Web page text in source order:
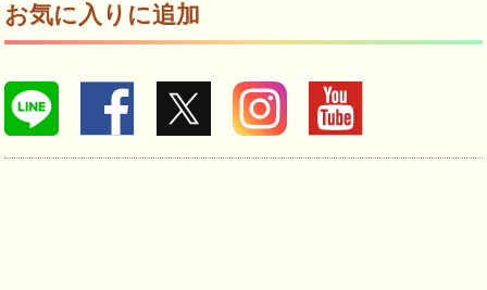
お気に入りに追加